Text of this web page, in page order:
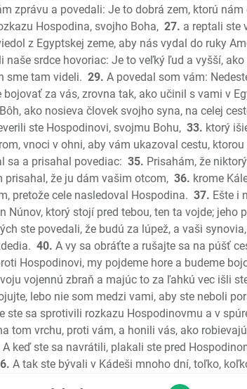
zprávu a povedali: Je to dobrá zem, ktorú nám
Hospodina, svojho Boha, 27. a reptali ste
z Egyptskej zeme, aby nás vydal do ruky
srdce hovoriac: Je to veľký ľud a vyšší,
sme tam videli. 29. A povedal som vám:
bojovať za vás, zrovna tak, ako učinil s vami v
ako nosieva človek svojho syna, na celej
ste Hospodinovi, svojmu Bohu, 33. ktorý
vnoci v ohni, aby vám ukazoval cestu,
sa a prisahal povediac: 35. Prisahám, že
prisahal, že ju dám vašim otcom, 36. krome
pretože cele nasledoval Hospodina. 37. Ešte i
Núnov, ktorý stojí pred tebou, ten ta vojde; jeho
ste povedali, že budú za lúpež, a vaši
40. A vy sa obráťte a rušajte sa na púšť
Hospodinovi, my pojdeme hore a budeme
vojennú zbraň a majúc to za ľahkú vec išli
lebo nie som medzi vami, aby ste neboli
ste sa sprotivili rozkazu Hospodinovmu a v
tom vrchu, proti vám, a honili vás, ako
A keď ste sa navrátili, plakali ste pred
A tak ste bývali v Kádeši mnoho dní, toľko,